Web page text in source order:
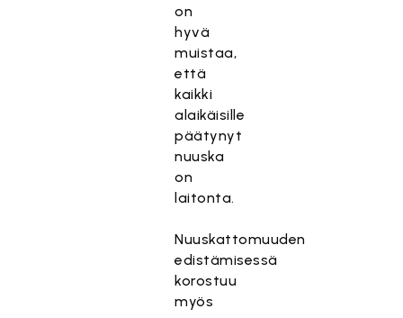
on
hyvä
muistaa,
että
kaikki
alaikäisille
päätynyt
nuuska
on
laitonta.
Nuuskattomuuden
edistämisessä
korostuu
myös